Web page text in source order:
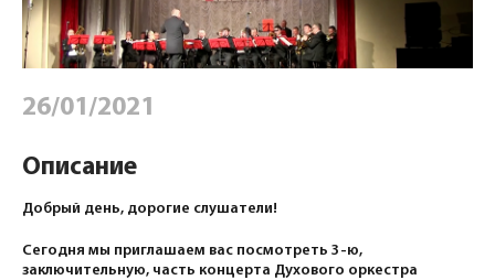
26/01/2021
Описание
Добрый день, дорогие слушатели!
Сегодня мы приглашаем вас посмотреть 3-ю,
заключительную, часть концерта Духового оркестра